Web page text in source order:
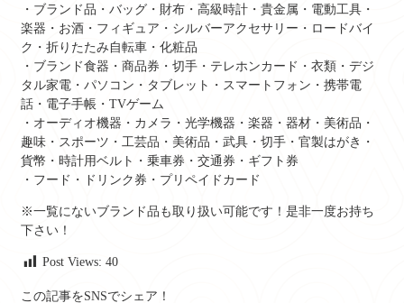
・ブランド品・バッグ・財布・高級時計・貴金属・電動工具・
楽器・お酒・フィギュア・シルバーアクセサリー・ロードバイ
ク・折りたたみ自転車・化粧品
・ブランド食器・商品券・切手・テレホンカード・衣類・デジ
タル家電・パソコン・タブレット・スマートフォン・携帯電
話・電子手帳・TVゲーム
・オーディオ機器・カメラ・光学機器・楽器・器材・美術品・
趣味・スポーツ・工芸品・美術品・武具・切手・官製はがき・
貨幣・時計用ベルト・乗車券・交通券・ギフト券
・フード・ドリンク券・プリペイドカード
※一覧にないブランド品も取り扱い可能です！是非一度お持ち
下さい！
Post Views: 40
この記事をSNSでシェア！